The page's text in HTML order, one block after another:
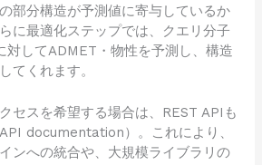
部分構造が予測値に寄与しているか
に最適化ステップでは、クエリ分子
対してADMET・物性を予測し、構造
てくれます。
セスを希望する場合は、REST APIも
API documentation）。これにより、
ンへの統合や、大規模ライブラリの